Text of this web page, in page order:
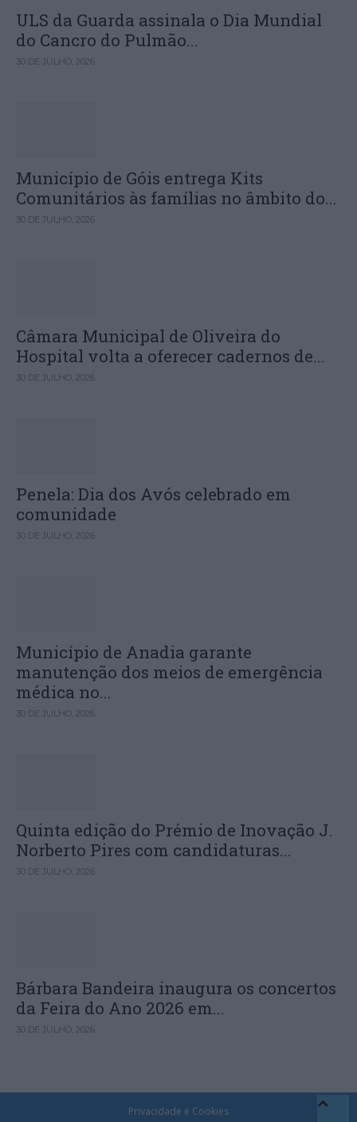
ULS da Guarda assinala o Dia Mundial
do Cancro do Pulmão...
30 DE JULHO, 2026
Município de Góis entrega Kits
Comunitários às famílias no âmbito do...
30 DE JULHO, 2026
Câmara Municipal de Oliveira do
Hospital volta a oferecer cadernos de...
30 DE JULHO, 2026
Penela: Dia dos Avós celebrado em
comunidade
30 DE JULHO, 2026
Município de Anadia garante
manutenção dos meios de emergência
médica no...
30 DE JULHO, 2026
Quinta edição do Prémio de Inovação J.
Norberto Pires com candidaturas...
30 DE JULHO, 2026
Bárbara Bandeira inaugura os concertos
da Feira do Ano 2026 em...
30 DE JULHO, 2026
Privacidade e Cookies